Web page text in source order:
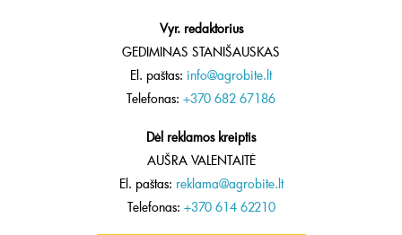
Vyr. redaktorius
GEDIMINAS STANIŠAUSKAS
El. paštas: info@agrobite.lt
Telefonas: +370 682 67186
Dėl reklamos kreiptis
AUŠRA VALENTAITĖ
El. paštas: reklama@agrobite.lt
Telefonas: +370 614 62210